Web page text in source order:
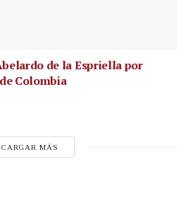
de la Espriella por
Colombia
CARGAR MÁS